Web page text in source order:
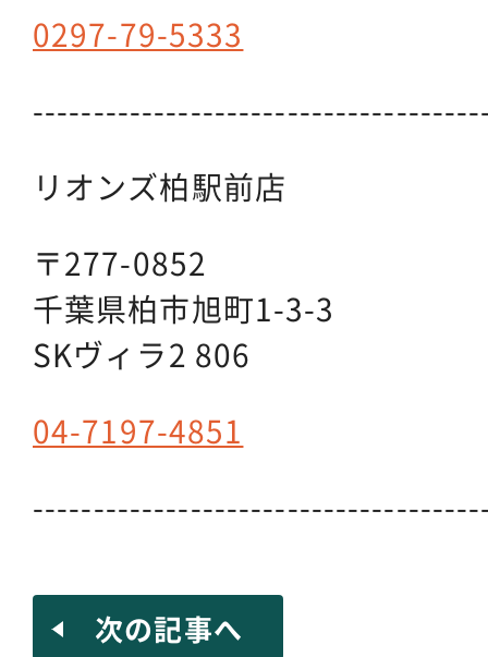
0297-79-5333
リオンズ柏駅前店
〒277-0852
千葉県柏市旭町1-3-3
SKヴィラ2 806
04-7197-4851
次の記事へ